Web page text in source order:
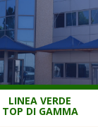
LINEA VERDE
TOP DI GAMMA